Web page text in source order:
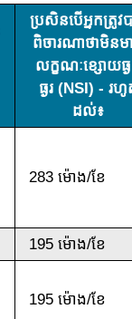
ប្រ​សិន​បើ​អ្នក​ត្រូវ​
ពិ​ចារណា​ថា​មិន​ម
លក្ខណៈខ្សោយធ្
ធ្ងរ (NSI) - រហូ
ដល់​៖
283 ម៉ោង/ខែ
195 ម៉ោង/ខែ
195 ម៉ោង/ខែ